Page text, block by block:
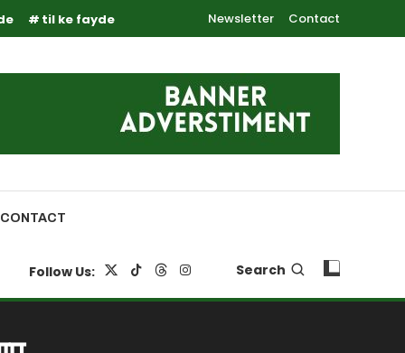
til ke fayde Newsletter Contact
CONTACT
Follow Us: Search